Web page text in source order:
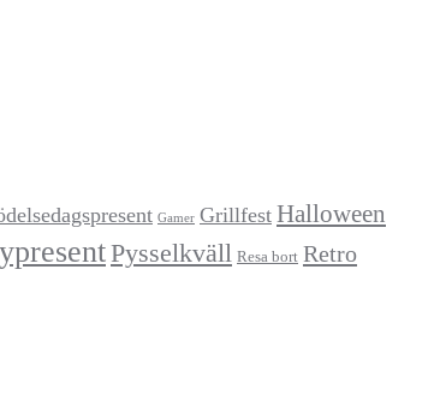
Gamer Grillfest Halloween
Pysselkväll Resa bort Retro